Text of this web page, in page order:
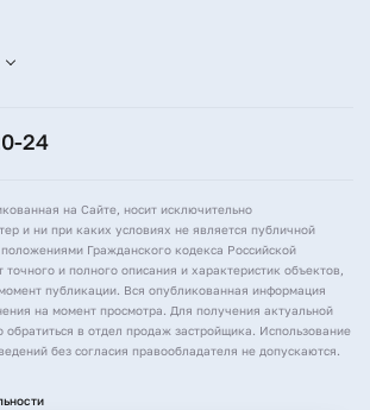
24
на Сайте, носит исключительно
и ни при каких условиях не является публичной
Гражданского кодекса Российской
и полного описания и характеристик объектов,
публикации. Вся опубликованная информация
на момент просмотра. Для получения актуальной
в отдел продаж застройщика. Использование
без согласия правообладателя не допускаются.